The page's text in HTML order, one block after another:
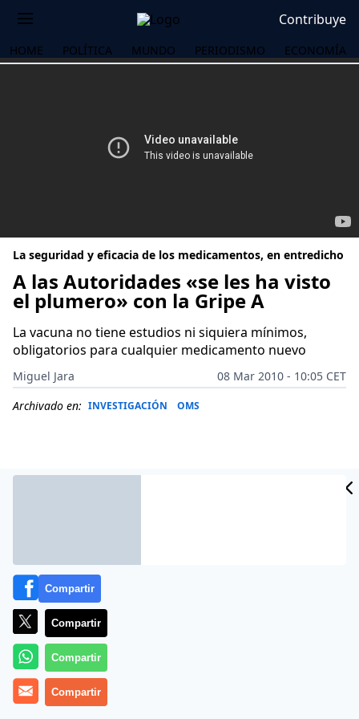
Contribuye
HOME POLÍTICA MUNDO PERIODISMO ECONOMÍA
La seguridad y eficacia de los medicamentos, en entredicho
A las Autoridades «se les ha visto
el plumero» con la Gripe A
La vacuna no tiene estudios ni siquiera mínimos,
obligatorios para cualquier medicamento nuevo
Miguel Jara
08 Mar 2010 - 10:05 CET
Archivado en: INVESTIGACIÓN OMS
Más información
Compartir
Compartir
Compartir
Compartir